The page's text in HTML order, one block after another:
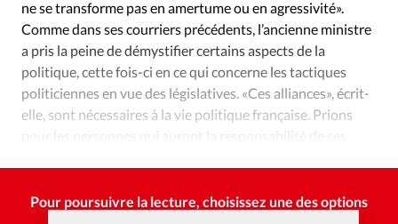
ne se transforme pas en amertume ou en agressivité».
Comme dans ses courriers précédents, l’ancienne ministre
a pris la peine de démystifier certains aspects de la
politique, cette fois-ci en ce qui concerne les tactiques
politiciennes en vue des législatives. «Ces alliances», écrit-
elle, sont nécessaires à la vie politique française. Prions
pour les personnes qui auront la responsabilité de ces
Pour poursuivre la lecture, choisissez une des options